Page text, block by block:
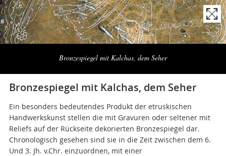
Bronzespiegel mit Kalchas, dem Seher
Naviga
Bronzespiegel mit Kalchas, dem Seher
Ein besonders bedeutendes Produkt der etruskischen
Handwerkskunst stellen die mit Gravuren oder seltener mit
Reliefs auf der Rückseite dekorierten Bronzespiegel dar.
Chronologisch gesehen sind sie in die Zeit zwischen dem 6.
Und 3. Jh. v.Chr. einzuordnen, mit einer